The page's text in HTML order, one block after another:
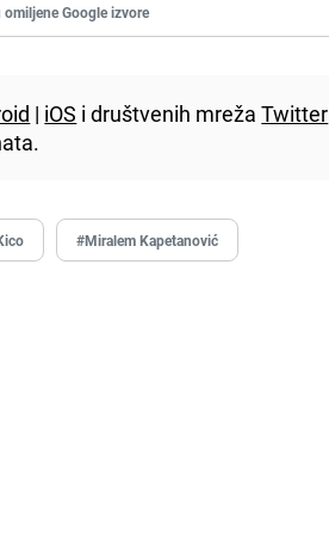
Google izvore
| iOS i društvenih mrežaTwitter
#Miralem Kapetanović